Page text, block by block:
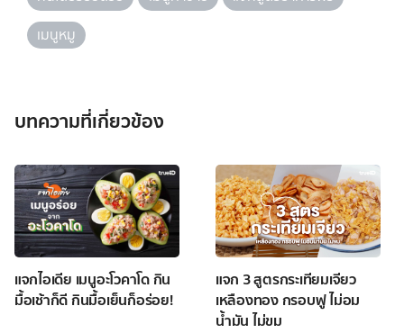
เมนูหมู
บทความที่เกี่ยวข้อง
แจกไอเดีย เมนูอะโวคาโด กิน
มื้อเช้าก็ดี กินมื้อเย็นก็อร่อย!
แจก 3 สูตรกระเทียมเจียว
เหลืองทอง กรอบฟู ไม่อม
น้ำมัน ไม่ขม